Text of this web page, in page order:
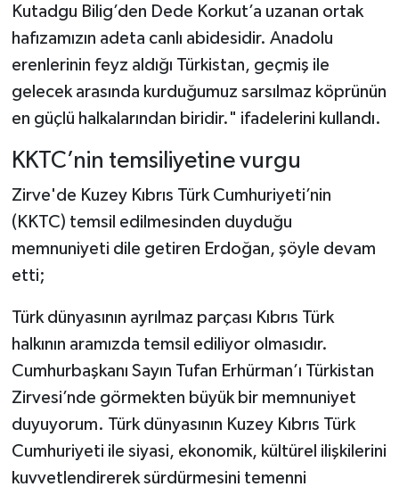
Kutadgu Bilig’den Dede Korkut’a uzanan ortak
hafızamızın adeta canlı abidesidir. Anadolu
erenlerinin feyz aldığı Türkistan, geçmiş ile
gelecek arasında kurduğumuz sarsılmaz köprünün
en güçlü halkalarından biridir." ifadelerini kullandı.
KKTC’nin temsiliyetine vurgu
Zirve'de Kuzey Kıbrıs Türk Cumhuriyeti’nin
(KKTC) temsil edilmesinden duyduğu
memnuniyeti dile getiren Erdoğan, şöyle devam
etti;
Türk dünyasının ayrılmaz parçası Kıbrıs Türk
halkının aramızda temsil ediliyor olmasıdır.
Cumhurbaşkanı Sayın Tufan Erhürman’ı Türkistan
Zirvesi’nde görmekten büyük bir memnuniyet
duyuyorum. Türk dünyasının Kuzey Kıbrıs Türk
Cumhuriyeti ile siyasi, ekonomik, kültürel ilişkilerini
kuvvetlendirerek sürdürmesini temenni